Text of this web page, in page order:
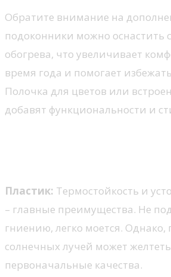
Обратите внимание на
подоконники можно оснастить
обогрева, что увеличивает
время года и помогает
Полочка для цветов или
добавят функциональности и
Пластик: Термостойкость и
– главные преимущества. Не
гниению, легко моется. Однако,
солнечных лучей может
первоначальные качества.